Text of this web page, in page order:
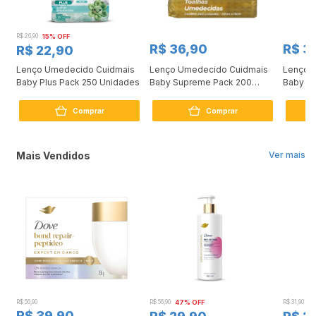
R$ 26,90 15% OFF
R$ 22,90
Lenço Umedecido Cuidmais
Baby Plus Pack 250 Unidades
Comprar
R$ 36,90
Lenço Umedecido Cuidmais
Baby Supreme Pack 200
Comprar
R$
Lenço
Baby
Ver mais
Mais Vendidos
R$ 56,90 R$ 56,90 47% OFF R$ 31,90